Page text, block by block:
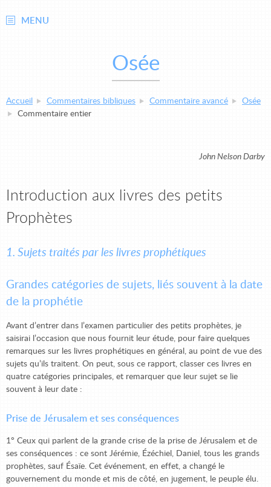
MENU
Osée
Accueil Commentaires bibliques Commentaire avancé
Osée
Commentaire entier
John Nelson Darby
Introduction aux livres des petits
Prophètes
1. Sujets traités par les livres prophétiques
Grandes catégories de sujets, liés souvent à la date
de la prophétie
Avant d’entrer dans l’examen particulier des petits prophètes, je
saisirai l’occasion que nous fournit leur étude, pour faire quelques
remarques sur les livres prophétiques en général, au point de vue des
sujets qu’ils traitent. On peut, sous ce rapport, classer ces livres en
quatre catégories principales, et remarquer que leur sujet se lie
souvent à leur date :
Prise de Jérusalem et ses conséquences
1° Ceux qui parlent de la grande crise de la prise de Jérusalem et de
ses conséquences : ce sont Jérémie, Ézéchiel, Daniel, tous les grands
prophètes, sauf Ésaïe. Cet événement, en effet, a changé le
gouvernement du monde et mis de côté, en jugement, le peuple élu.